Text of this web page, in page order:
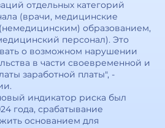
отдельных категорий
(врачи, медицинские
образованием,
персонал). Это
о возможном нарушении
в части своевременной и
заработной платы", -
индикатор риска был
года, срабатывание
основанием для